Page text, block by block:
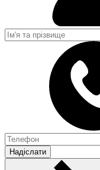
Надіслати